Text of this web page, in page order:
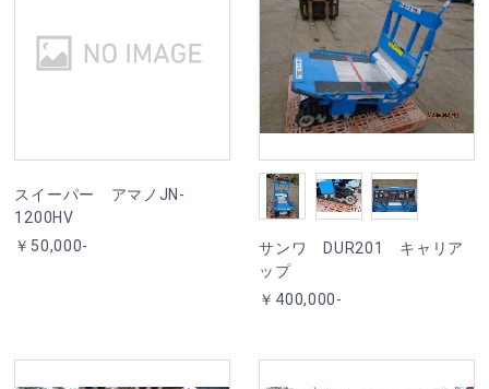
スイーパー アマノJN-
1200HV
￥50,000-
サンワ DUR201 キャリア
ップ
￥400,000-